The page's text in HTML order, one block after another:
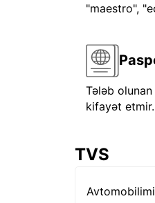
"maestro",
Tələb
kifayət etmir.
TVS